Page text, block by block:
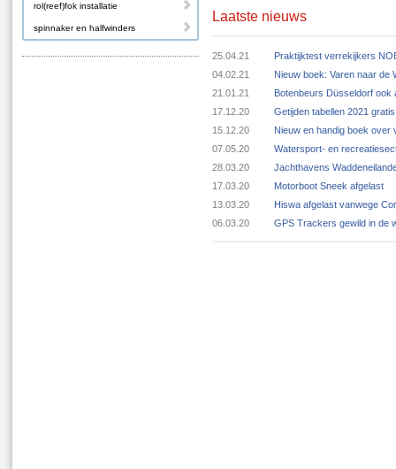
Laatste nieuws
25.04.21
Praktijktest verrekijkers
04.02.21
Nieuw boek: Varen naar de
21.01.21
Botenbeurs Düsseldorf ook
17.12.20
Getijden tabellen 2021
15.12.20
Nieuw en handig boek over
07.05.20
Watersport- en
28.03.20
Jachthavens
17.03.20
Motorboot Sneek afgelast
13.03.20
Hiswa afgelast vanwege
06.03.20
GPS Trackers gewild in de
rol(reef)fok installatie
spinnaker en halfwinders